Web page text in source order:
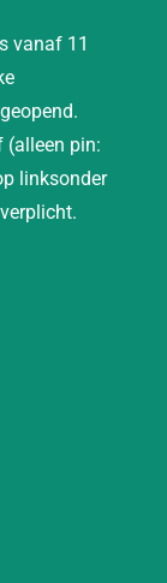
vanaf 11
(alleen pin:
linksonder